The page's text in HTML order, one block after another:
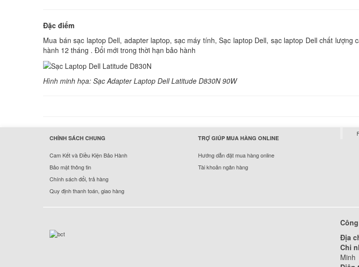
Đặc điểm
Mua bán sạc laptop Dell, adapter laptop, sạc máy tính, Sạc laptop Dell, sạc laptop Dell chất lượng
hành 12 tháng . Đổi mới trong thời hạn bảo hành
Hình minh họa: Sạc Adapter Laptop Dell Latitude D830N 90W
hermes handbags outlet online
CHÍNH SÁCH CHUNG
Cam Kết và Điều Kiện Bảo Hành
Bảo mật thông tin
Chính sách đổi, trả hàng
Quy định thanh toán, giao hàng
TRỢ GIÚP MUA HÀNG ONLINE
Hướng dẫn đặt mua hàng online
Tài khoản ngân hàng
Địa
Chi
Minh